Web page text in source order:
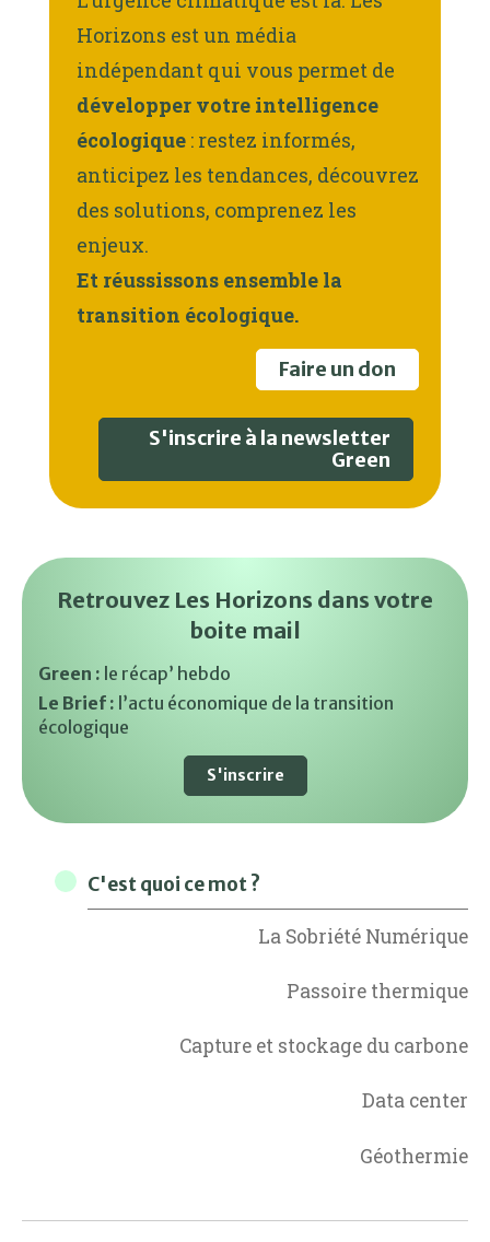
Horizons est un média
indépendant qui vous permet de
développer votre intelligence
écologique : restez informés,
anticipez les tendances, découvrez
des solutions, comprenez les
enjeux.
Et réussissons ensemble la
transition écologique.
Faire un don
S'inscrire à la newsletter
Green
Retrouvez Les Horizons dans votre
boite mail
Green : le récap’ hebdo
Le Brief : l’actu économique de la transition
écologique
S'inscrire
C'est quoi ce mot ?
La Sobriété Numérique
Passoire thermique
Capture et stockage du carbone
Data center
Géothermie